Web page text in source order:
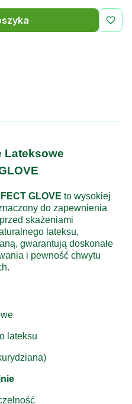
Lateksowe
GLOVE to wysokiej
do zapewnienia
skażeniami
lateksu,
gwarantują doskonałe
i pewność chwytu
lateksu